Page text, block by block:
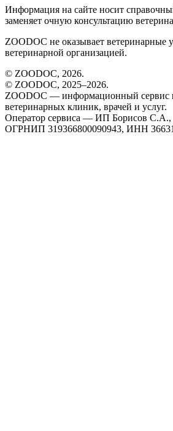
Информация на сайте носит
заменяет очную консультацию
ZOODOC не оказывает ветеринарные
ветеринарной организацией.
© ZOODOC, 2026.
© ZOODOC, 2025–2026.
ZOODOC — информационный сервис
ветеринарных клиник, врачей и услуг.
Оператор сервиса — ИП Борисов С.А.,
ОГРНИП 319366800090943, ИНН